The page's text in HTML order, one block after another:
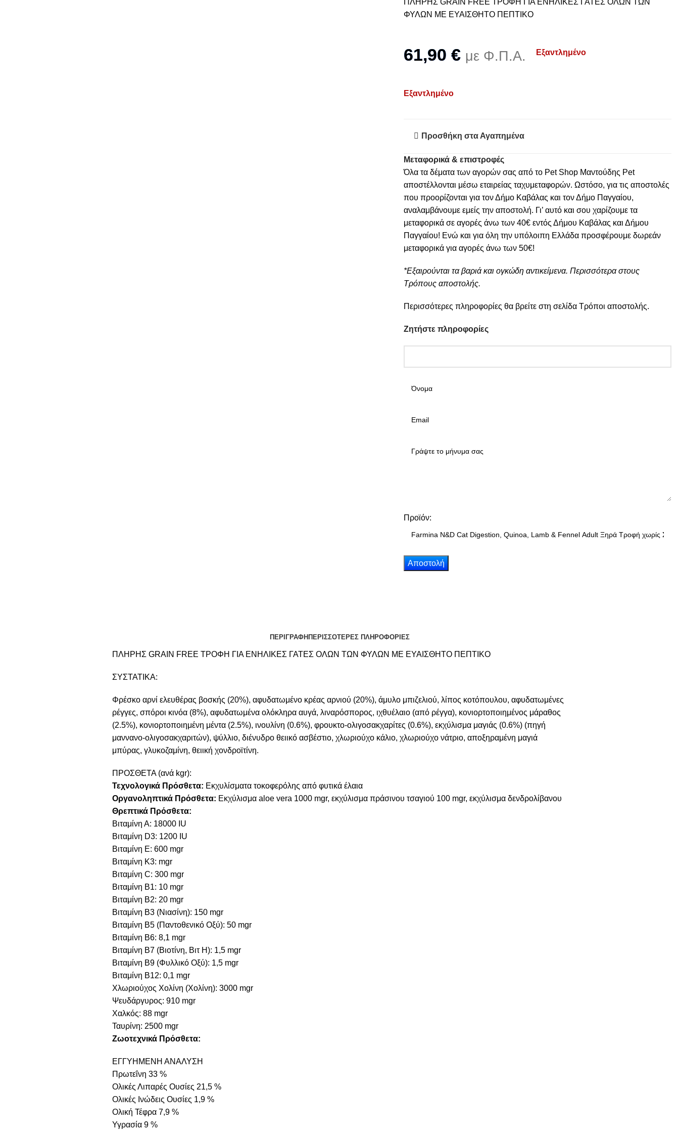
ΠΛΗΡΗΣ GRAIN FREE ΤΡΟΦΗ ΓΙΑ ΕΝΗΛΙΚΕΣ ΓΑΤΕΣ ΟΛΩΝ ΤΩΝ
ΦΥΛΩΝ ΜΕ ΕΥΑΙΣΘΗΤΟ ΠΕΠΤΙΚΟ
61,90 € με Φ.Π.Α. Εξαντλημένο
Εξαντλημένο
Προσθήκη στα Αγαπημένα
Μεταφορικά & επιστροφές
Όλα τα δέματα των αγορών σας από το Pet Shop Μαντούδης Pet
αποστέλλονται μέσω εταιρείας ταχυμεταφορών. Ωστόσο, για τις αποστολές
που προορίζονται για τον Δήμο Καβάλας και τον Δήμο Παγγαίου,
αναλαμβάνουμε εμείς την αποστολή. Γι’ αυτό και σου χαρίζουμε τα
μεταφορικά σε αγορές άνω των 40€ εντός Δήμου Καβάλας και Δήμου
Παγγαίου! Ενώ και για όλη την υπόλοιπη Ελλάδα προσφέρουμε δωρεάν
μεταφορικά για αγορές άνω των 50€!
*Εξαιρούνται τα βαριά και ογκώδη αντικείμενα. Περισσότερα στους
Τρόπους αποστολής.
Περισσότερες πληροφορίες θα βρείτε στη σελίδα Τρόποι αποστολής.
Ζητήστε πληροφορίες
Προϊόν:
ΠΕΡΙΓΡΑΦΗ ΠΕΡΙΣΣΟΤΕΡΕΣ ΠΛΗΡΟΦΟΡΙΕΣ
ΠΛΗΡΗΣ GRAIN FREE ΤΡΟΦΗ ΓΙΑ ΕΝΗΛΙΚΕΣ ΓΑΤΕΣ ΟΛΩΝ ΤΩΝ ΦΥΛΩΝ ΜΕ ΕΥΑΙΣΘΗΤΟ ΠΕΠΤΙΚΟ
ΣΥΣΤΑΤΙΚΑ:
Φρέσκο αρνί ελευθέρας βοσκής (20%), αφυδατωμένο κρέας αρνιού (20%), άμυλο μπιζελιού, λίπος κοτόπουλου, αφυδατωμένες
ρέγγες, σπόροι κινόα (8%), αφυδατωμένα ολόκληρα αυγά, λιναρόσπορος, ιχθυέλαιο (από ρέγγα), κονιορτοποιημένος μάραθος
(2.5%), κονιορτοποιημένη μέντα (2.5%), ινουλίνη (0.6%), φρουκτο-ολιγοσακχαρίτες (0.6%), εκχύλισμα μαγιάς (0.6%) (πηγή
μαννανο-ολιγοσακχαριτών), ψύλλιο, διένυδρο θειικό ασβέστιο, χλωριούχο κάλιο, χλωριούχο νάτριο, αποξηραμένη μαγιά
μπύρας, γλυκοζαμίνη, θειική χονδροϊτίνη.
ΠΡΟΣΘΕΤΑ (ανά kgr):
Τεχνολογικά Πρόσθετα: Εκχυλίσματα τοκοφερόλης από φυτικά έλαια
Οργανοληπτικά Πρόσθετα: Εκχύλισμα aloe vera 1000 mgr, εκχύλισμα πράσινου τσαγιού 100 mgr, εκχύλισμα δενδρολίβανου
Θρεπτικά Πρόσθετα:
Βιταμίνη Α: 18000 IU
Βιταμίνη D3: 1200 IU
Βιταμίνη E: 600 mgr
Βιταμίνη Κ3: mgr
Βιταμίνη C: 300 mgr
Βιταμίνη B1: 10 mgr
Βιταμίνη B2: 20 mgr
Βιταμίνη B3 (Νιασίνη): 150 mgr
Βιταμίνη B5 (Παντοθενικό Οξύ): 50 mgr
Βιταμίνη B6: 8,1 mgr
Βιταμίνη B7 (Βιοτίνη, Βιτ Η): 1,5 mgr
Βιταμίνη B9 (Φυλλικό Οξύ): 1,5 mgr
Βιταμίνη B12: 0,1 mgr
Χλωριούχος Χολίνη (Χολίνη): 3000 mgr
Ψευδάργυρος: 910 mgr
Χαλκός: 88 mgr
Ταυρίνη: 2500 mgr
Ζωοτεχνικά Πρόσθετα:
ΕΓΓΥΗΜΕΝΗ ΑΝΑΛΥΣΗ
Πρωτεΐνη 33 %
Ολικές Λιπαρές Ουσίες 21,5 %
Ολικές Ινώδεις Ουσίες 1,9 %
Ολική Τέφρα 7,9 %
Υγρασία 9 %